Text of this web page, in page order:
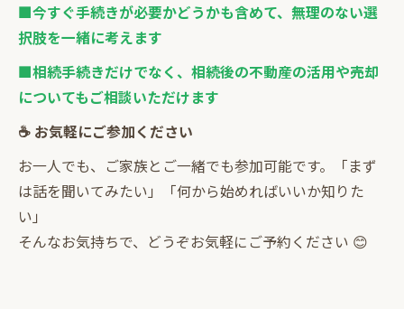
■今すぐ手続きが必要かどうかも含めて、無理のない選
択肢を一緒に考えます
■相続手続きだけでなく、相続後の不動産の活用や売却
についてもご相談いただけます
☕ お気軽にご参加ください
お一人でも、ご家族とご一緒でも参加可能です。「まず
は話を聞いてみたい」「何から始めればいいか知りた
い」
そんなお気持ちで、どうぞお気軽にご予約ください 😊